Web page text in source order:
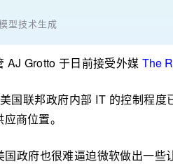
型技术生成
AJ Grotto 于日前接受外媒 The
国联邦政府内部 IT 的控制程
商位置。
政府也很难逼迫微软做出一